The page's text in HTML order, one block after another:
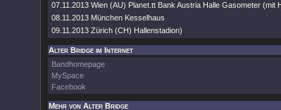
07.11.2013 Wien (AU) Planet.tt Bank Austria Halle Gasometer (mit
08.11.2013 München Kesselhaus
09.11.2013 Zürich (CH) Hallenstadion)
Alter Bridge im Internet
Bandhomepage
MySpace
Facebook
Mehr von Alter Bridge